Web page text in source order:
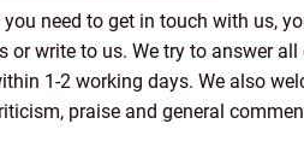
you need to get in touch with us,
or write to us. We try to answer
1-2 working days. We also
praise and general